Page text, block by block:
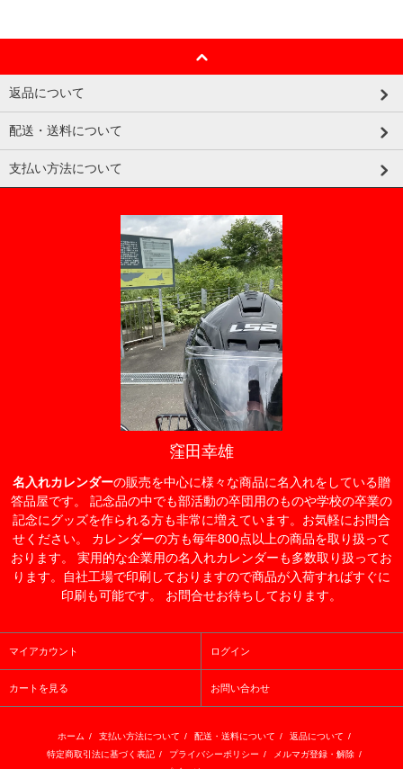
返品について
配送・送料について
支払い方法について
窪田幸雄
名入れカレンダーの販売を中心に様々な商品に名入れをしている贈
答品屋です。 記念品の中でも部活動の卒団用のものや学校の卒業の
記念にグッズを作られる方も非常に増えています。お気軽にお問合
せください。 カレンダーの方も毎年800点以上の商品を取り扱って
おります。 実用的な企業用の名入れカレンダーも多数取り扱ってお
ります。自社工場で印刷しておりますので商品が入荷すればすぐに
印刷も可能です。 お問合せお待ちしております。
マイアカウント ログイン
カートを見る お問い合わせ
ホーム / 支払い方法について / 配送・送料について / 返品について /
特定商取引法に基づく表記 / プライバシーポリシー / メルマガ登録・解除 /